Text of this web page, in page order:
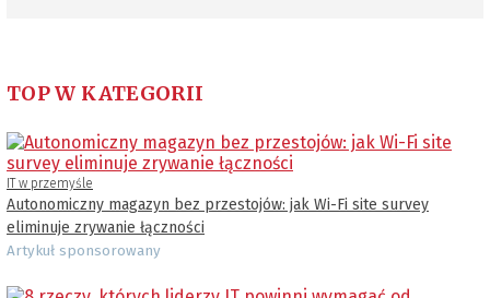
TOP W KATEGORII
IT w przemyśle
Autonomiczny magazyn bez przestojów: jak Wi-Fi site survey
eliminuje zrywanie łączności
Artykuł sponsorowany